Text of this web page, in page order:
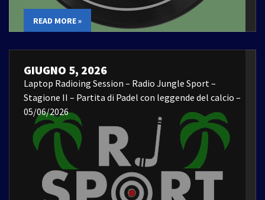
READ MORE »
GIUGNO 5, 2026
Laptop Radioing Session – Radio Jungle Sport –
Stagione II – Partita di Padel con leggende del calcio –
05/06/2026